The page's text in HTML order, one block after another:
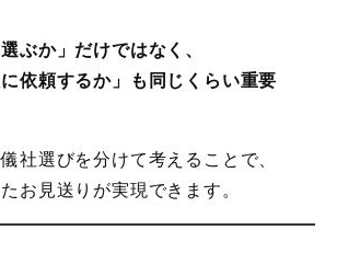
ぶか」だけではなく、
に依頼するか」も同じくらい重要
社選びを分けて考えることで、
お見送りが実現できます。